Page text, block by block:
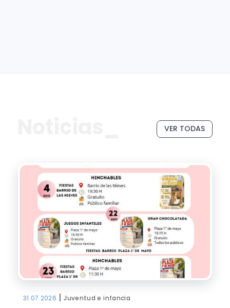
VER TODAS
31.07.2026 |Juventud e infancia